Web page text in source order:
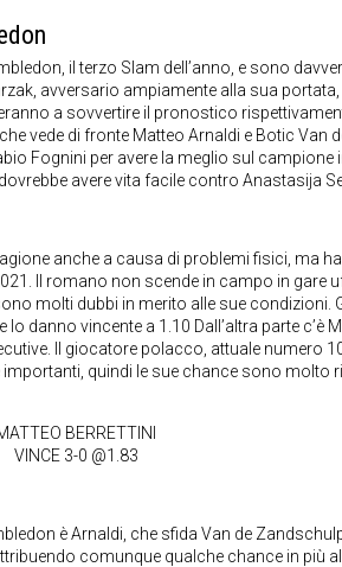
il terzo Slam dell’anno, e sono
avversario ampiamente alla sua
a sovvertire il pronostico
vede di fronte Matteo Arnaldi e Botic Van
Fognini per avere la meglio sul campione
avere vita facile contro Anastasija
anche a causa di problemi fisici, ma
Il romano non scende in campo in gare
molti dubbi in merito alle sue condizioni.
danno vincente a 1.10 Dall’altra parte c’è
Il giocatore polacco, attuale numero
quindi le sue chance sono molto
BERRETTINI
VINCE 3-0 @1.83
è Arnaldi, che sfida Van de
comunque qualche chance in più